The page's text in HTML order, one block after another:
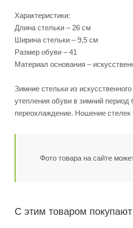
Характеристики:
Длина стельки – 26 см
Ширина стельки – 9,5 см
Размер обуви – 41
Материал основания –
Зимние стельки из
утепления обуви в зимний период
переохлаждение. Ношение
Фото товара на сайте
С этим товаром покупают